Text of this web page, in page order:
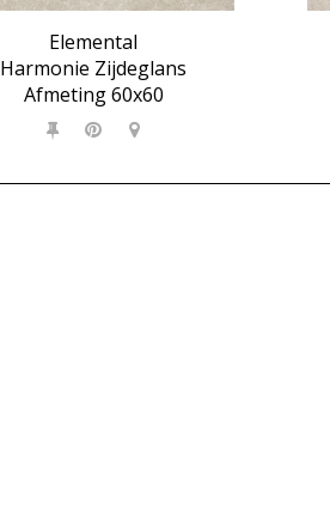
Elemental
Harmonie Zijdeglans
Afmeting 60x60